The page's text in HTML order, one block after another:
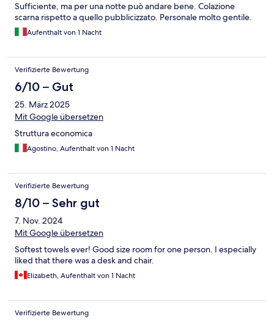
Sufficiente, ma per una notte può andare bene. Colazione
scarna rispetto a quello pubblicizzato. Personale molto gentile.
Aufenthalt von 1 Nacht
Verifizierte Bewertung
6/10 – Gut
25. März 2025
Mit Google übersetzen
Struttura economica
Agostino, Aufenthalt von 1 Nacht
Verifizierte Bewertung
8/10 – Sehr gut
7. Nov. 2024
Mit Google übersetzen
Softest towels ever! Good size room for one person. I especially
liked that there was a desk and chair.
Elizabeth, Aufenthalt von 1 Nacht
Verifizierte Bewertung